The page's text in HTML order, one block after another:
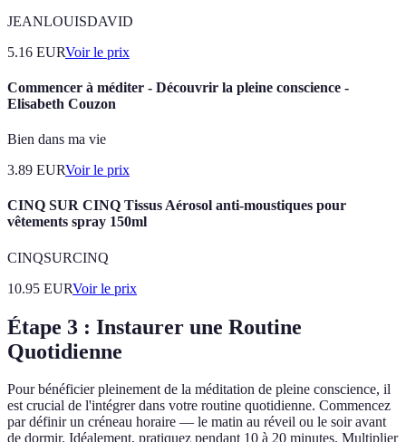
JEANLOUISDAVID
5.16 EURVoir le prix
Commencer à méditer - Découvrir la pleine conscience -
Elisabeth Couzon
Bien dans ma vie
3.89 EURVoir le prix
CINQ SUR CINQ Tissus Aérosol anti-moustiques pour
vêtements spray 150ml
CINQSURCINQ
10.95 EURVoir le prix
Étape 3 : Instaurer une Routine
Quotidienne
Pour bénéficier pleinement de la méditation de pleine conscience, il
est crucial de l'intégrer dans votre routine quotidienne. Commencez
par définir un créneau horaire — le matin au réveil ou le soir avant
de dormir. Idéalement, pratiquez pendant 10 à 20 minutes. Multiplier